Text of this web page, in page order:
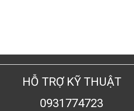
HỖ TRỢ KỸ THUẬT
0931774723